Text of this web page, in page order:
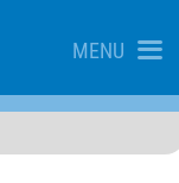
MENU